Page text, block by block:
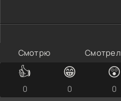
Смотрю Смотрел
👍
0
😁
0
😲
0